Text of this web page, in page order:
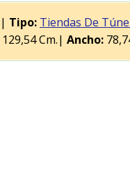
| Tipo: Tiendas De
129,54 Cm.| Ancho: